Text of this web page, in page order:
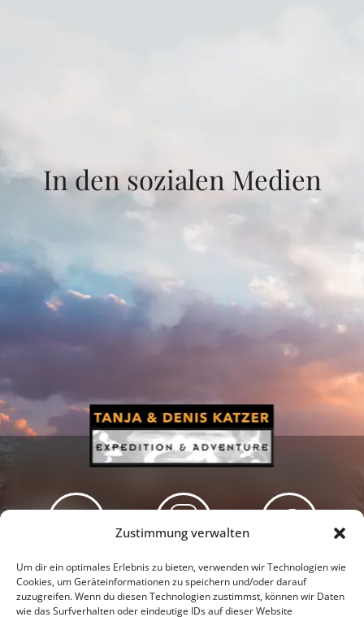
Zustimmung verwalten
Um dir ein optimales Erlebnis zu bieten, verwenden wir Technologien wie
Cookies, um Geräteinformationen zu speichern und/oder darauf
zuzugreifen. Wenn du diesen Technologien zustimmst, können wir Daten
wie das Surfverhalten oder eindeutige IDs auf dieser Website
In den sozialen Medien
Newsletter Podcast Facebook